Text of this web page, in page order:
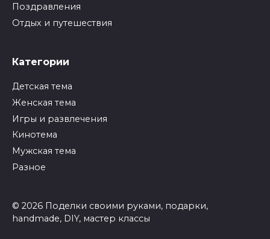
Поздравления
Отдых и путешествия
Категории
Детская тема
Женская тема
Игры и развлечения
Кинотема
Мужская тема
Разное
© 2026 Поделки своими руками, подарки,
handmade, DIY, мастер классы